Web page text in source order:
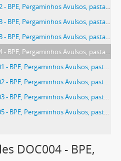
Avulsos, pasta 02 SF (Convento de São Francisco de Évora), peça 028, doc. 002
Avulsos, pasta 02 SF (Convento de São Francisco de Évora), peça 006, doc. 003
Avulsos, pasta 02 SF (Convento de São Francisco de Évora), peça 028, doc. 003
Avulsos, pasta 02 SF (Convento de São Francisco de Évora), peça 006, doc. 004
Avulsos, pasta 02 SF (Convento de São Francisco de Évora), peça 001
Avulsos, pasta 02 SF (Convento de São Francisco de Évora), peça 002
Avulsos, pasta 02 SF (Convento de São Francisco de Évora), peça 003
Avulsos, pasta 02 SF (Convento de São Francisco de Évora), peça 005
DOC004 - BPE,